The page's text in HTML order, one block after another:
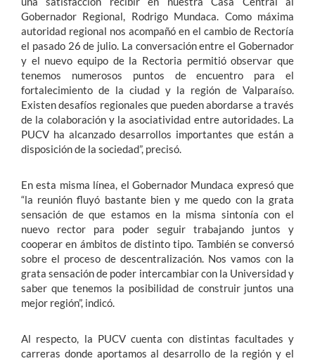
Gobernador Regional, Rodrigo Mundaca. Como máxima
autoridad regional nos acompañó en el cambio de Rectoría
el pasado 26 de julio. La conversación entre el Gobernador
y el nuevo equipo de la Rectoria permitió observar que
tenemos numerosos puntos de encuentro para el
fortalecimiento de la ciudad y la región de Valparaíso.
Existen desafíos regionales que pueden abordarse a través
de la colaboración y la asociatividad entre autoridades. La
PUCV ha alcanzado desarrollos importantes que están a
disposición de la sociedad”, precisó.
En esta misma línea, el Gobernador Mundaca expresó que
“la reunión fluyó bastante bien y me quedo con la grata
sensación de que estamos en la misma sintonía con el
nuevo rector para poder seguir trabajando juntos y
cooperar en ámbitos de distinto tipo. También se conversó
sobre el proceso de descentralización. Nos vamos con la
grata sensación de poder intercambiar con la Universidad y
saber que tenemos la posibilidad de construir juntos una
mejor región”, indicó.
Al respecto, la PUCV cuenta con distintas facultades y
carreras donde aportamos al desarrollo de la región y el